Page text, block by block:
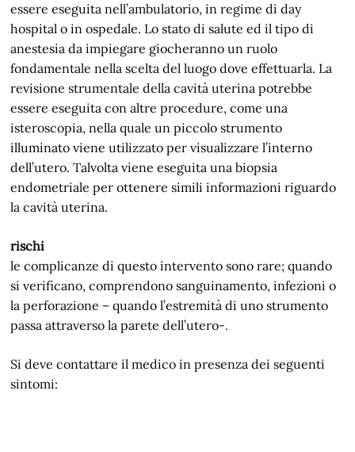
essere eseguita nell’ambulatorio, in regime di day
hospital o in ospedale. Lo stato di salute ed il tipo di
anestesia da impiegare giocheranno un ruolo
fondamentale nella scelta del luogo dove effettuarla. La
revisione strumentale della cavità uterina potrebbe
essere eseguita con altre procedure, come una
isteroscopia, nella quale un piccolo strumento
illuminato viene utilizzato per visualizzare l’interno
dell’utero. Talvolta viene eseguita una biopsia
endometriale per ottenere simili informazioni riguardo
la cavità uterina.
rischi
le complicanze di questo intervento sono rare; quando
si verificano, comprendono sanguinamento, infezioni o
la perforazione – quando l’estremità di uno strumento
passa attraverso la parete dell’utero-.
Si deve contattare il medico in presenza dei seguenti
sintomi: